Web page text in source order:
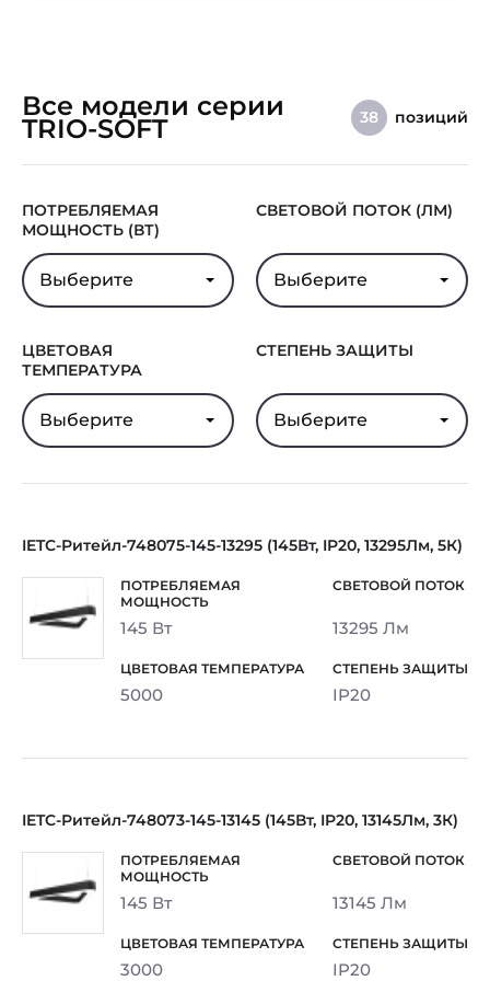
Все модели серии
TRIO-SOFT 38 позиций
ПОТРЕБЛЯЕМАЯ
МОЩНОСТЬ (ВТ)
Выберите
СВЕТОВОЙ ПОТОК (ЛМ)
Выберите
ЦВЕТОВАЯ
ТЕМПЕРАТУРА
Выберите
СТЕПЕНЬ ЗАЩИТЫ
Выберите
IETC-Ритейл-748075-145-13295 (145Вт, IP20, 13295Лм, 5К)
145 Вт 13295 Лм
5000 IP20
IETC-Ритейл-748073-145-13145 (145Вт, IP20, 13145Лм, 3К)
145 Вт 13145 Лм
3000 IP20